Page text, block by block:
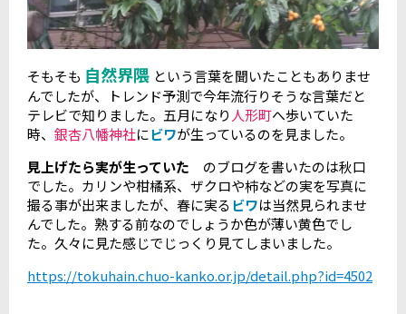
そもそも 自然界隈 という言葉を聞いたこともありませ
んでしたが、トレンド予測で今年流行りそうな言葉だと
テレビで知りました。五月になり人形町へ歩いていた
時、 銀杏八幡神社にビワが生っているのを見ました。
見上げたら実が生っていた のブログを書いたのは秋口
でした。カリンや柑橘系、ザクロや柿などの実を写真に
撮る事が出来ましたが、春に実るビワは当然見られませ
んでした。熟する前なのでしょうか色が薄い黄色でし
た。久々に見た感じでじっくり見てしまいました。
https://tokuhain.chuo-kanko.or.jp/detail.php?id=4502